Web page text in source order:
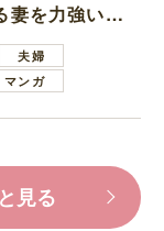
妻を力強い言
夫婦
マンガ
見る